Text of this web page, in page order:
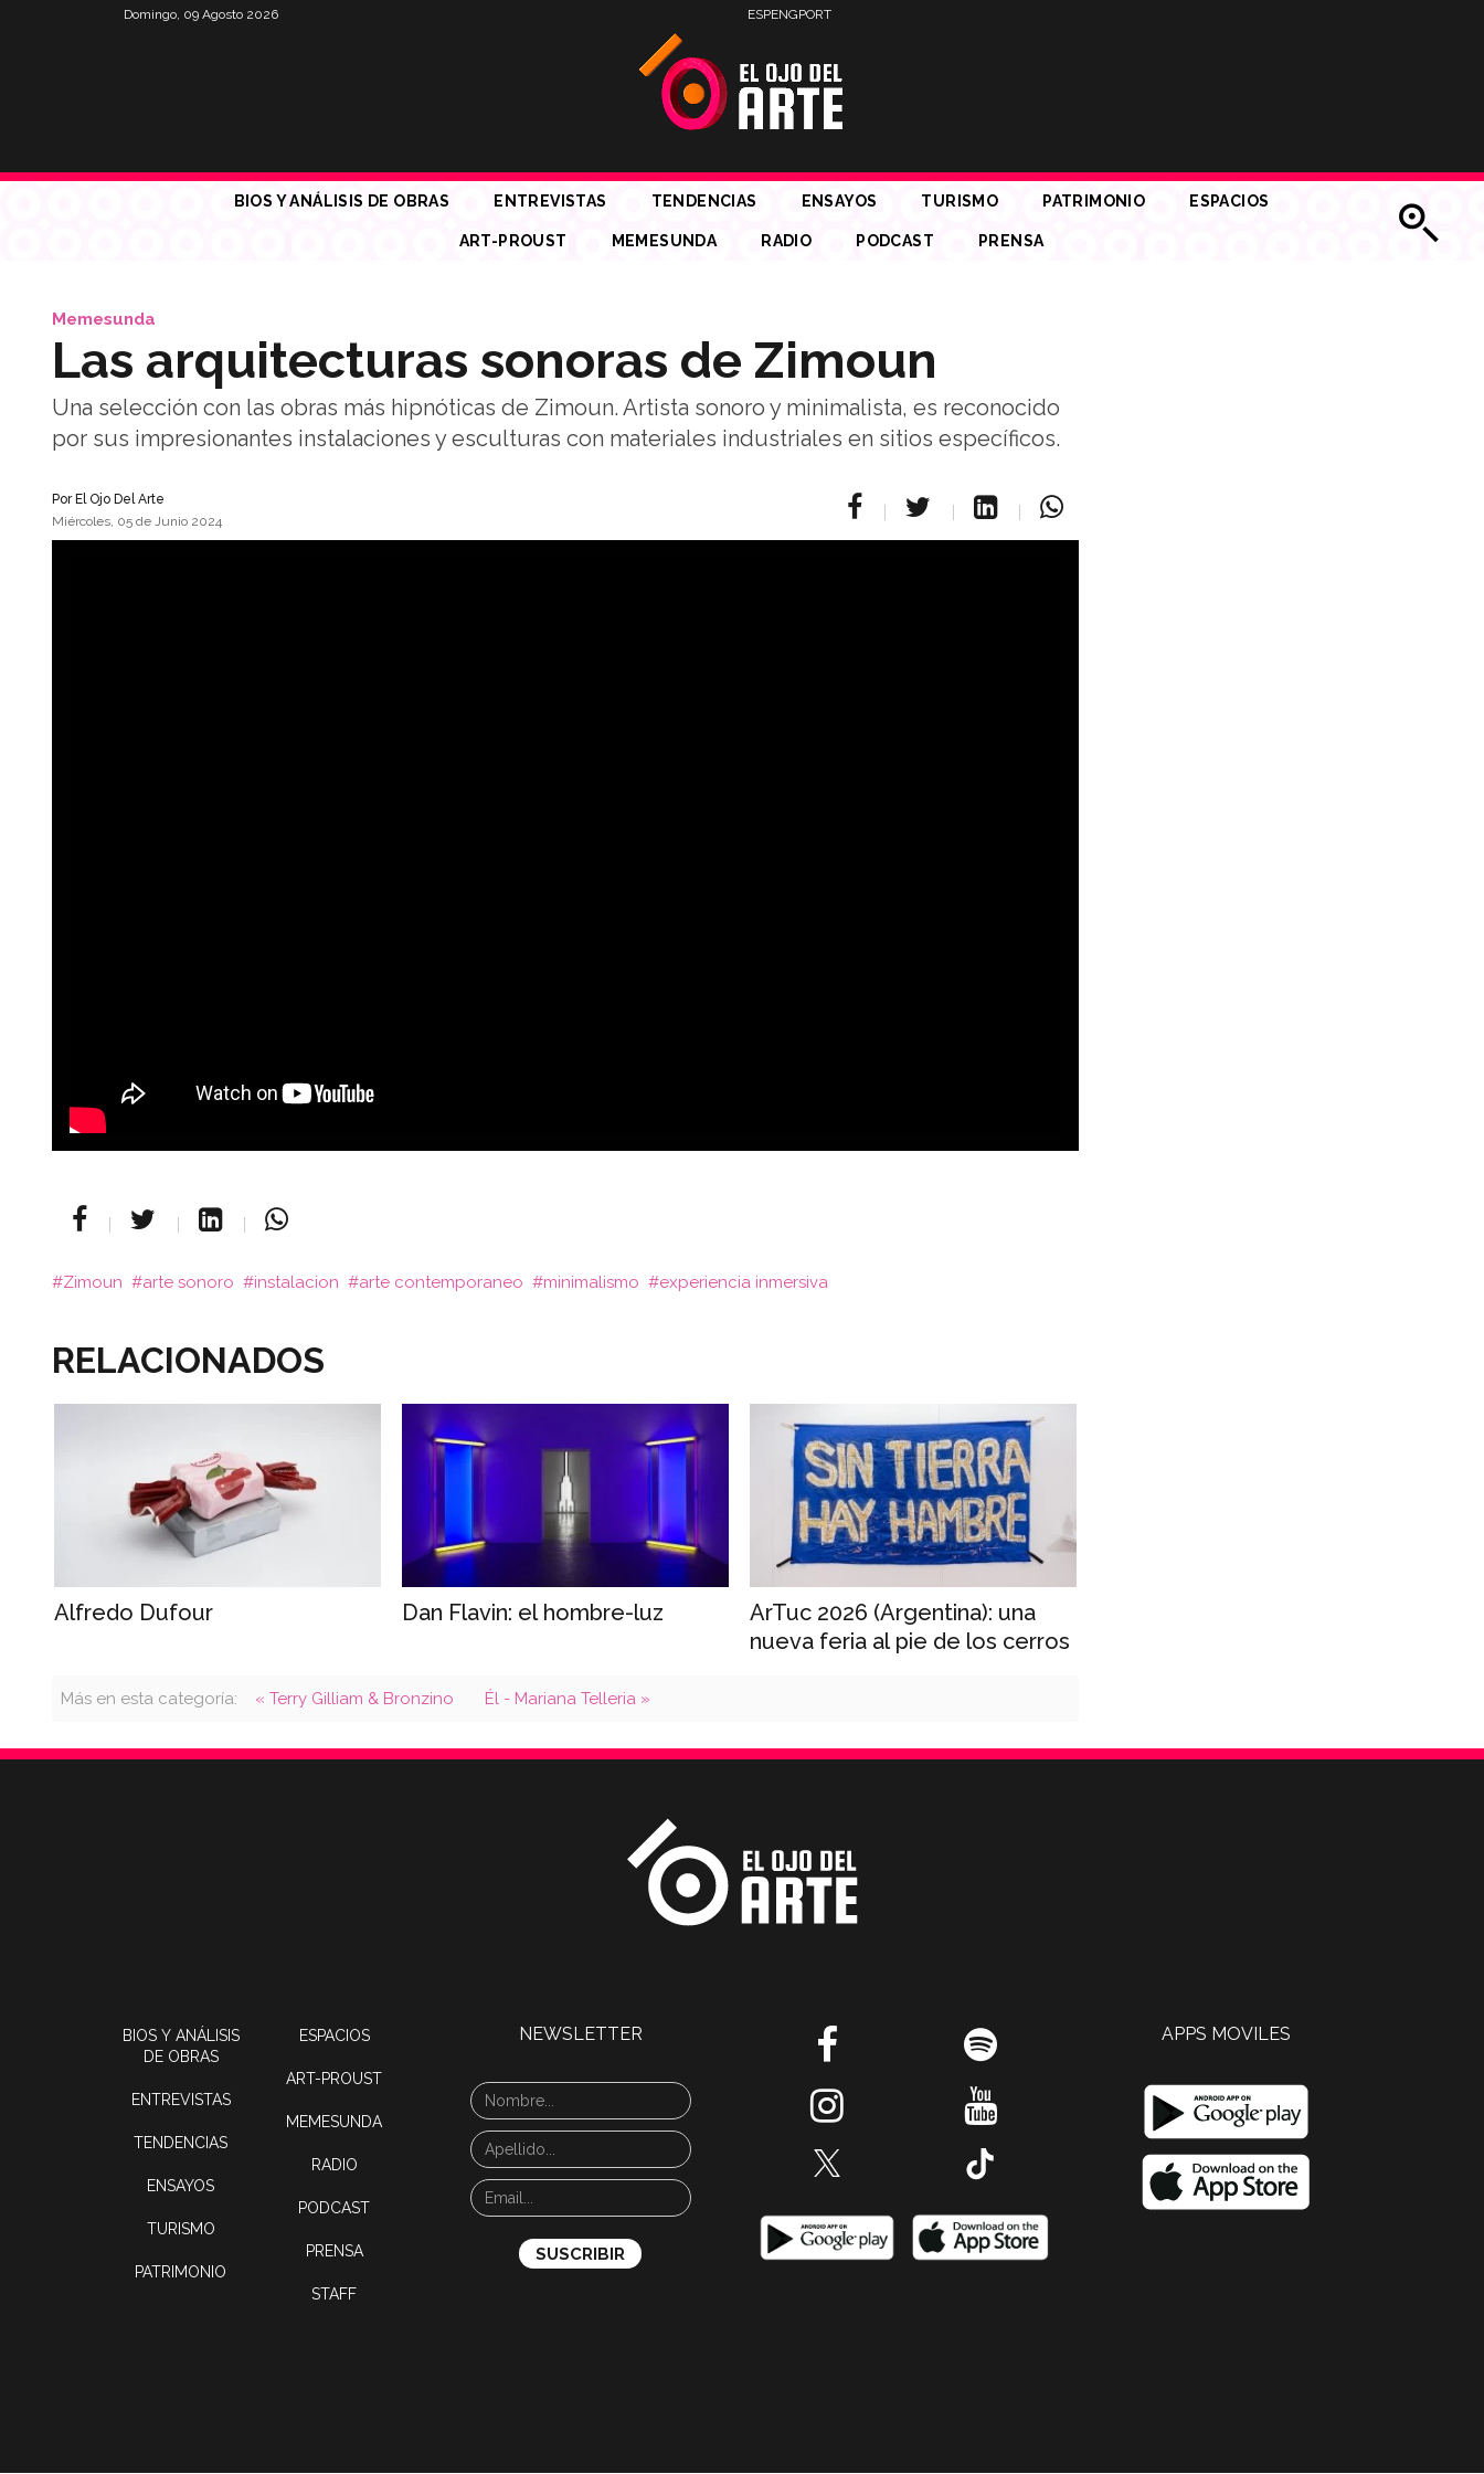
Domingo, 09 Agosto 2026 ESPENGPORT
BIOS Y ANÁLISIS DE OBRAS ENTREVISTAS TENDENCIAS ENSAYOS TURISMO PATRIMONIO ESPACIOS
ART-PROUST MEMESUNDA RADIO PODCAST PRENSA
Memesunda
Las arquitecturas sonoras de Zimoun
Una selección con las obras más hipnóticas de Zimoun. Artista sonoro y minimalista, es reconocido
por sus impresionantes instalaciones y esculturas con materiales industriales en sitios específicos.
PorEl Ojo Del Arte
Miércoles, 05 de Junio 2024
Zimoun arte sonoro instalacion arte contemporaneo minimalismo experiencia inmersiva
RELACIONADOS
Alfredo Dufour Dan Flavin: el hombre-luz
ArTuc 2026 (Argentina): una
nueva feria al pie de los cerros
Más en esta categoría: « Terry Gilliam & Bronzino Él - Mariana Telleria »
BIOS Y ANÁLISIS
DE OBRAS
ENTREVISTAS
TENDENCIAS
ENSAYOS
TURISMO
PATRIMONIO
ESPACIOS
ART-PROUST
MEMESUNDA
RADIO
PODCAST
PRENSA
STAFF
NEWSLETTER APPS MOVILES